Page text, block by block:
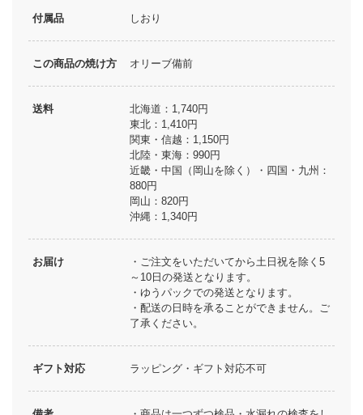
付属品 しおり
この商品の焼け方 オリーブ備前
送料
北海道：1,740円
東北：1,410円
関東・信越：1,150円
北陸・東海：990円
近畿・中国（岡山を除く）・四国・九州：
880円
岡山：820円
沖縄：1,340円
お届け
・ご注文をいただいてから土日祝を除く5
～10日の発送となります。
・ゆうパックでの発送となります。
・配送の日時を承ることができません。ご
了承ください。
ギフト対応 ラッピング・ギフト対応不可